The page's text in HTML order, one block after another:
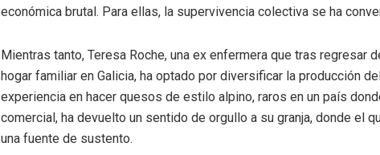
económica brutal. Para ellas, la supervivencia colectiva se ha
Mientras tanto, Teresa Roche, una ex enfermera que tras regresar
hogar familiar en Galicia, ha optado por diversificar la producción
experiencia en hacer quesos de estilo alpino, raros en un país
comercial, ha devuelto un sentido de orgullo a su granja, donde el
una fuente de sustento.